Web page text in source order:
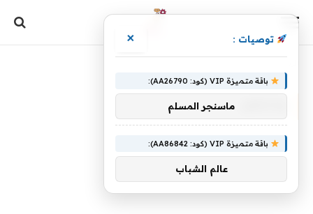
توصيات : ×
باقة متميزة VIP (كود: AA26790):
ماسنجر المسلم
باقة متميزة VIP (كود: AA86842):
عالم الشباب